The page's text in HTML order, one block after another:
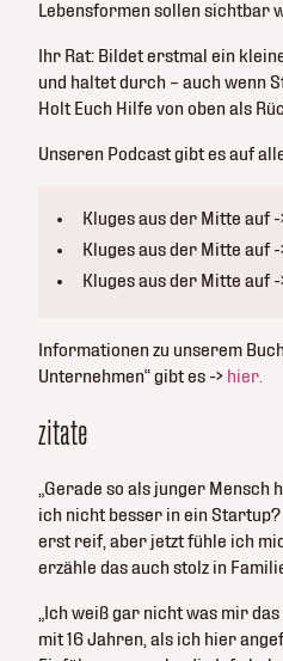
Lebensformen sollen sichtbar
Ihr Rat: Bildet erstmal ein
und haltet durch – auch wenn
Holt Euch Hilfe von oben als
Unseren Podcast gibt es auf
Kluges aus der Mitte auf -
Kluges aus der Mitte auf -
Kluges aus der Mitte auf -
Informationen zu unserem
Unternehmen“ gibt es -> hier.
zitate
„Gerade so als junger Mensch
ich nicht besser in ein
erst reif, aber jetzt fühle ich
erzähle das auch stolz in
„Ich weiß gar nicht was mir
mit 16 Jahren, als ich hier